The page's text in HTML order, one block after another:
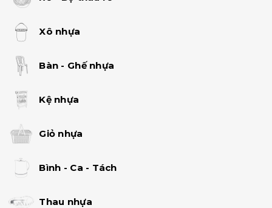
Xô nhựa
Bàn - Ghế nhựa
Kệ nhựa
Giỏ nhựa
Bình - Ca - Tách
Thau nhựa